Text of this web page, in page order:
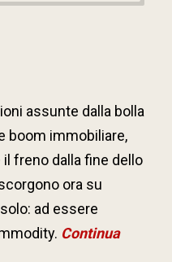
assunte dalla bolla
boom immobiliare,
freno dalla fine dello
ora su
ad essere
Continua